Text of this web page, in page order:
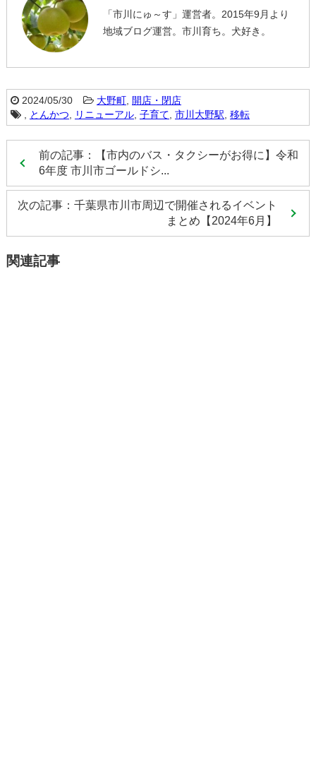
「市川にゅ～す」運営者。2015年9月より
地域ブログ運営。市川育ち。犬好き。
2024/05/30 大野町, 開店・閉店
,
とんかつ リニューアル, 子育て 市川大野駅 移転
前の記事：【市内のバス・タクシーがお得に】令和
6年度 市川市ゴールドシ...
次の記事：千葉県市川市周辺で開催されるイベント
まとめ【2024年6月】
関連記事